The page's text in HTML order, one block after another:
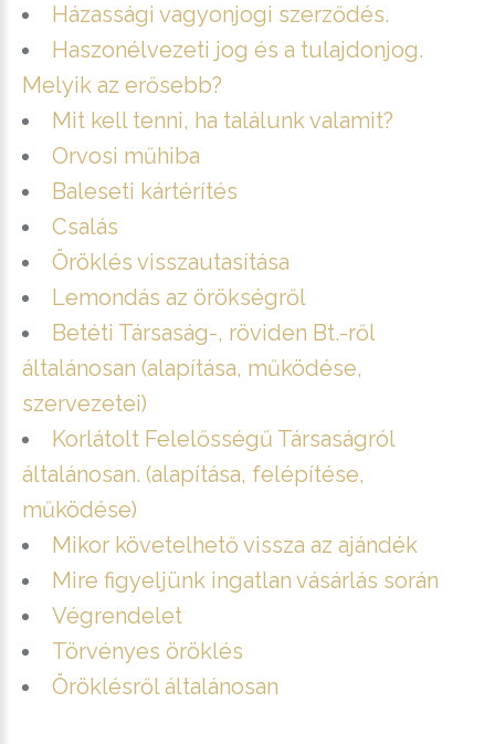
Házassági vagyonjogi szerződés.
Haszonélvezeti jog és a tulajdonjog.
Melyik az erősebb?
Mit kell tenni, ha találunk valamit?
Orvosi műhiba
Baleseti kártérítés
Csalás
Öröklés visszautasítása
Lemondás az örökségről
Betéti Társaság-, röviden Bt.-ről
általánosan (alapítása, működése,
szervezetei)
Korlátolt Felelősségű Társaságról
általánosan. (alapítása, felépítése,
működése)
Mikor követelhető vissza az ajándék
Mire figyeljünk ingatlan vásárlás során
Végrendelet
Törvényes öröklés
Öröklésről általánosan